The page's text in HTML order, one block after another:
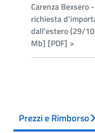
Carenza Bexsero
richiesta
dall'estero (29/
Mb] [PDF] >
Prezzi e Rimborso